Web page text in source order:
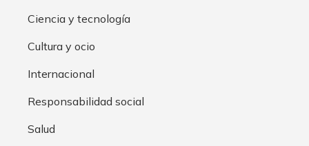
Ciencia y tecnología
Cultura y ocio
Internacional
Responsabilidad social
Salud